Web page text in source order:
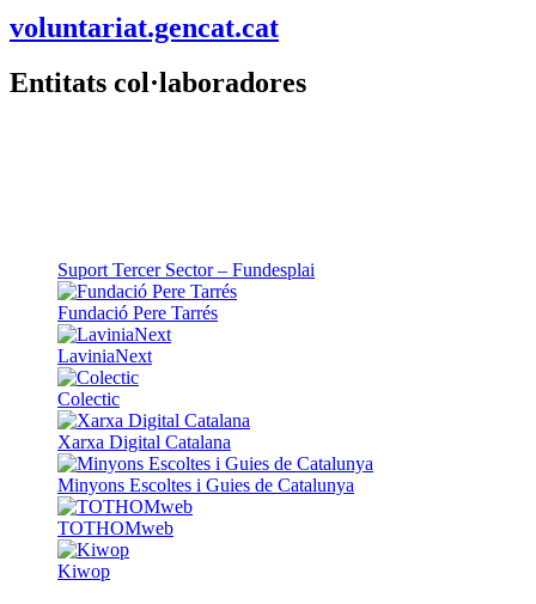
voluntariat.gencat.cat
Entitats col·laboradores
Suport Tercer Sector – Fundesplai
Fundació Pere Tarrés
LaviniaNext
Colectic
Xarxa Digital Catalana
Minyons Escoltes i Guies de Catalunya
TOTHOMweb
Kiwop